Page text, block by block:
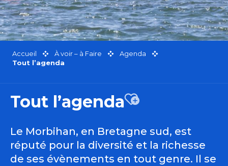
Accueil À voir – à Faire
Agenda
Tout l’agenda
Tout l’agendaAjouter aux
Le Morbihan, en Bretagne sud, est
réputé pour la diversité et la richesse
de ses évènements en tout genre. Il se